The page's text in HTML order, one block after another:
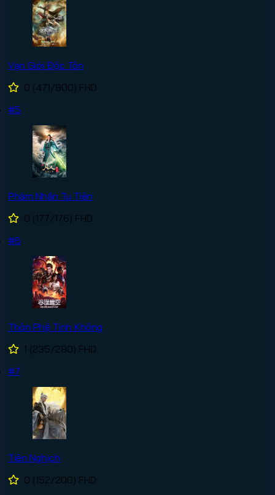
Vạn Giới Độc Tôn
0 (471/800) FHD
#5
Phàm Nhân Tu Tiên
0 (177/176) FHD
#6
Thôn Phệ Tinh Không
1 (235/280) FHD
#7
Tiên Nghịch
0 (152/200) FHD